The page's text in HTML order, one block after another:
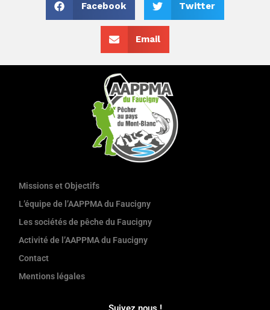
Facebook Twitter
Email
Missions et Objectifs
L’équipe de l’AAPPMA du Faucigny
Les sociétés de pêche du Faucigny
Activité de l’AAPPMA du Faucigny
Contact
Mentions légales